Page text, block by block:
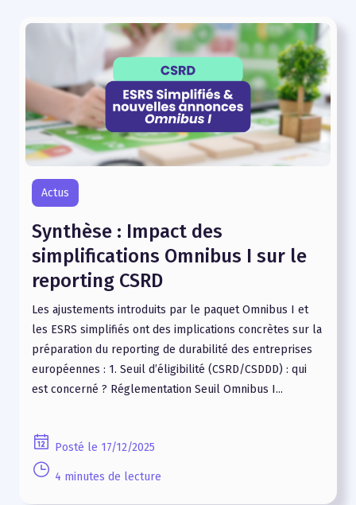
Actus
Synthèse : Impact des
simplifications Omnibus I sur le
reporting CSRD
Les ajustements introduits par le paquet Omnibus I et
les ESRS simplifiés ont des implications concrètes sur la
préparation du reporting de durabilité des entreprises
européennes : 1. Seuil d’éligibilité (CSRD/CSDDD) : qui
est concerné ? Réglementation Seuil Omnibus I...
Posté le 17/12/2025
4 minutes de lecture